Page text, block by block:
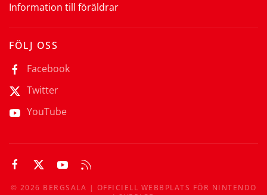
Information till föräldrar
FÖLJ OSS
Facebook
Twitter
YouTube
© 2026 BERGSALA | OFFICIELL WEBBPLATS FÖR NINTENDO